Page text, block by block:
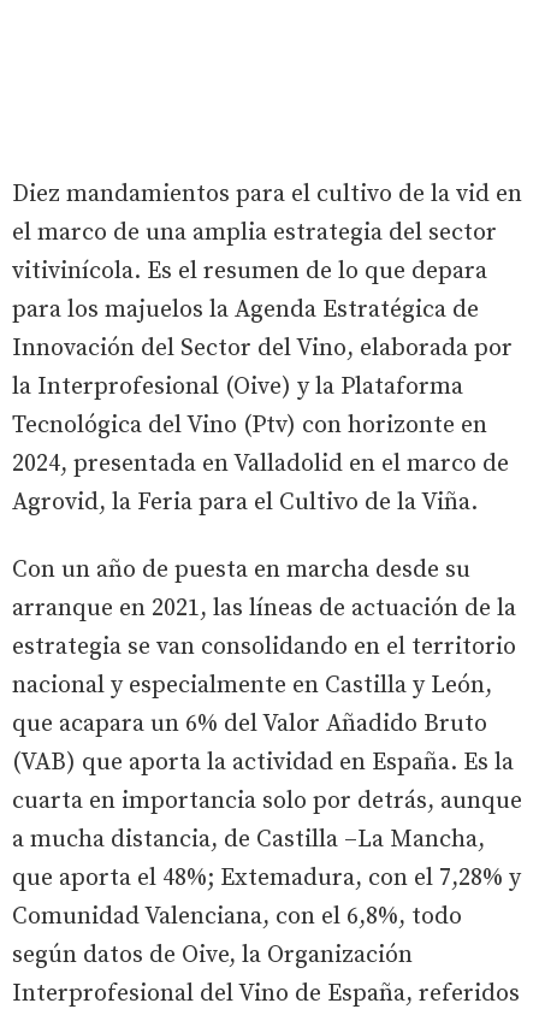
Diez mandamientos para el cultivo de la vid en
el marco de una amplia estrategia del sector
vitivinícola. Es el resumen de lo que depara
para los majuelos la Agenda Estratégica de
Innovación del Sector del Vino, elaborada por
la Interprofesional (Oive) y la Plataforma
Tecnológica del Vino (Ptv) con horizonte en
2024, presentada en Valladolid en el marco de
Agrovid, la Feria para el Cultivo de la Viña.
Con un año de puesta en marcha desde su
arranque en 2021, las líneas de actuación de la
estrategia se van consolidando en el territorio
nacional y especialmente en Castilla y León,
que acapara un 6% del Valor Añadido Bruto
(VAB) que aporta la actividad en España. Es la
cuarta en importancia solo por detrás, aunque
a mucha distancia, de Castilla –La Mancha,
que aporta el 48%; Extemadura, con el 7,28% y
Comunidad Valenciana, con el 6,8%, todo
según datos de Oive, la Organización
Interprofesional del Vino de España, referidos